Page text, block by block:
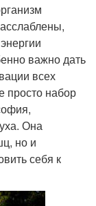
важно дать
всех
просто набор
Она
но и
себя к